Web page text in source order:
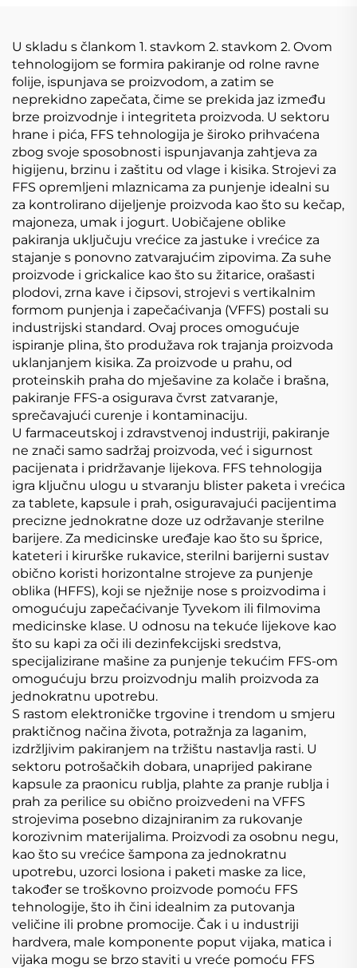
U skladu s člankom 1. stavkom 2. stavkom 2. Ovom
tehnologijom se formira pakiranje od rolne ravne
folije, ispunjava se proizvodom, a zatim se
neprekidno zapečata, čime se prekida jaz između
brze proizvodnje i integriteta proizvoda. U sektoru
hrane i pića, FFS tehnologija je široko prihvaćena
zbog svoje sposobnosti ispunjavanja zahtjeva za
higijenu, brzinu i zaštitu od vlage i kisika. Strojevi za
FFS opremljeni mlaznicama za punjenje idealni su
za kontrolirano dijeljenje proizvoda kao što su kečap,
majoneza, umak i jogurt. Uobičajene oblike
pakiranja uključuju vrećice za jastuke i vrećice za
stajanje s ponovno zatvarajućim zipovima. Za suhe
proizvode i grickalice kao što su žitarice, orašasti
plodovi, zrna kave i čipsovi, strojevi s vertikalnim
formom punjenja i zapečaćivanja (VFFS) postali su
industrijski standard. Ovaj proces omogućuje
ispiranje plina, što produžava rok trajanja proizvoda
uklanjanjem kisika. Za proizvode u prahu, od
proteinskih praha do mješavine za kolače i brašna,
pakiranje FFS-a osigurava čvrst zatvaranje,
sprečavajući curenje i kontaminaciju.
U farmaceutskoj i zdravstvenoj industriji, pakiranje
ne znači samo sadržaj proizvoda, već i sigurnost
pacijenata i pridržavanje lijekova. FFS tehnologija
igra ključnu ulogu u stvaranju blister paketa i vrećica
za tablete, kapsule i prah, osiguravajući pacijentima
precizne jednokratne doze uz održavanje sterilne
barijere. Za medicinske uređaje kao što su šprice,
kateteri i kirurške rukavice, sterilni barijerni sustav
obično koristi horizontalne strojeve za punjenje
oblika (HFFS), koji se nježnije nose s proizvodima i
omogućuju zapečaćivanje Tyvekom ili filmovima
medicinske klase. U odnosu na tekuće lijekove kao
što su kapi za oči ili dezinfekcijski sredstva,
specijalizirane mašine za punjenje tekućim FFS-om
omogućuju brzu proizvodnju malih proizvoda za
jednokratnu upotrebu.
S rastom elektroničke trgovine i trendom u smjeru
praktičnog načina života, potražnja za laganim,
izdržljivim pakiranjem na tržištu nastavlja rasti. U
sektoru potrošačkih dobara, unaprijed pakirane
kapsule za praonicu rublja, plahte za pranje rublja i
prah za perilice su obično proizvedeni na VFFS
strojevima posebno dizajniranim za rukovanje
korozivnim materijalima. Proizvodi za osobnu negu,
kao što su vrećice šampona za jednokratnu
upotrebu, uzorci losiona i paketi maske za lice,
također se troškovno proizvode pomoću FFS
tehnologije, što ih čini idealnim za putovanja
veličine ili probne promocije. Čak i u industriji
hardvera, male komponente poput vijaka, matica i
vijaka mogu se brzo staviti u vreće pomoću FFS